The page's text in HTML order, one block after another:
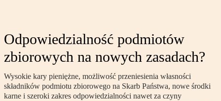
Odpowiedzialność podmiotów
zbiorowych na nowych zasadach?
Wysokie kary pieniężne, możliwość przeniesienia własności
składników podmiotu zbiorowego na Skarb Państwa, nowe środki
karne i szeroki zakres odpowiedzialności nawet za czyny